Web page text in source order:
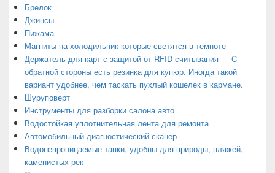
Брелок
Джинсы
Пижама
Магниты на холодильник которые светятся в темноте —
Держатель для карт с защитой от RFID считывания — C
обратной стороны есть резинка для купюр. Иногда такой
вариант удобнее, чем таскать пухлый кошелек в кармане.
Шуруповерт
Инструменты для разборки салона авто
Водостойкая уплотнительная лента для ремонта
Автомобильный диагностический сканер
Водонепроницаемые тапки, удобны для природы, пляжей,
каменистых рек